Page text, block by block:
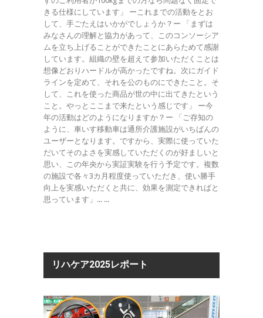
きる仕様にしています」 ーこれまでの活動をとお
して、手ごたえはいかがでしょうか？ー 「まずは
みなさんの理解と協力があって、このコンソーシア
ムを立ち上げることができたことにあらためて感謝
しています。組織の壁を超えて参加いただくことは
想像どおりハードルが高かったですね。次にガイド
ラインを定めて、それを公のものにできたこと。そ
して、これを使った商品が世の中に出てきたという
こと。やっとここまで来たという感じです」 ー今
年の活動はどのようになりますか？ー 「ご存知の
ように、車いす移動車は通所介護施設がいちばんの
ユーザーとなります。ですから、実際に使っていた
だいてそのよさを実感していただくのが好ましいと
思い、この年央から実証実験を行う予定です。複数
の施設で各々3カ月程度使っていただき、使い勝手
向上を実感いただくと共に、効果を測定できればと
思っています」... ...
リハケア2025レポート